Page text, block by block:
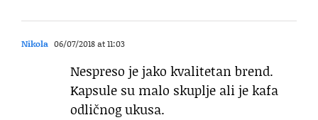
Nikola 06/07/2018 at 11:03
Nespreso je jako kvalitetan brend.
Kapsule su malo skuplje ali je kafa
odličnog ukusa.